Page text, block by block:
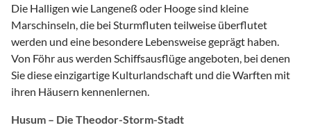
Die Halligen wie Langeneß oder Hooge sind kleine
Marschinseln, die bei Sturmfluten teilweise überflutet
werden und eine besondere Lebensweise geprägt haben.
Von Föhr aus werden Schiffsausflüge angeboten, bei denen
Sie diese einzigartige Kulturlandschaft und die Warften mit
ihren Häusern kennenlernen.
Husum – Die Theodor-Storm-Stadt